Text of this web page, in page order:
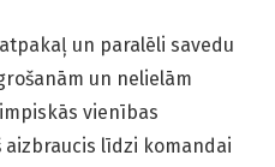
un paralēli savedu
un nelielām
vienības
līdzi komandai